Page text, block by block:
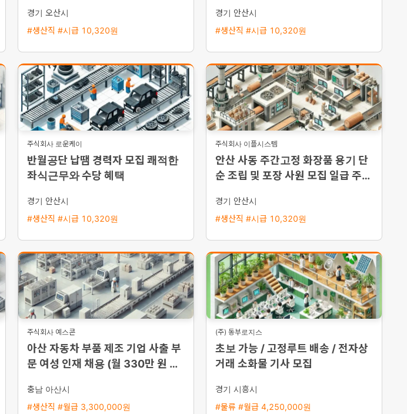
경기 오산시
#생산직 #시급 10,320원
경기 안산시
#생산직 #시급 10,320원
주식회사 로운케이
반월공단 납땜 경력자 모집 쾌적한
좌식근무와 수당 혜택
경기 안산시
#생산직 #시급 10,320원
주식회사 이플시스템
안산 사동 주간고정 화장품 용기 단
순 조립 및 포장 사원 모집 일급 주급
경기 안산시
#생산직 #시급 10,320원
주식회사 예스콘
아산 자동차 부품 제조 기업 사출 부
문 여성 인재 채용 (월 330만 원 이
충남 아산시
#생산직 #월급 3,300,000원
(주) 동부로지스
초보 가능 / 고정루트 배송 / 전자상
거래 소화물 기사 모집
경기 시흥시
#물류 #월급 4,250,000원